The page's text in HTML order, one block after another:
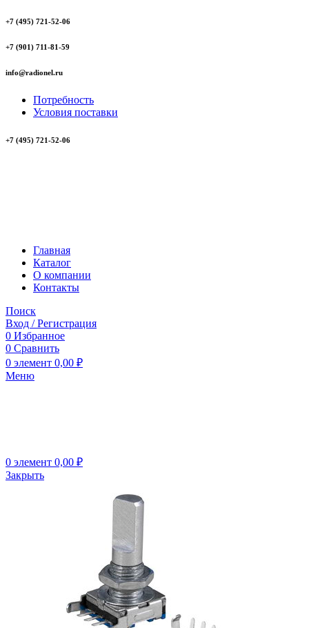
+7 (495) 721-52-06
+7 (901) 711-81-59
info@radionel.ru
Потребность
Условия поставки
+7 (495) 721-52-06
Главная
Каталог
О компании
Контакты
Поиск
Вход / Регистрация
0 Избранное
0 Сравнить
0 элемент 0,00 ₽
Меню
0 элемент 0,00 ₽
Закрыть